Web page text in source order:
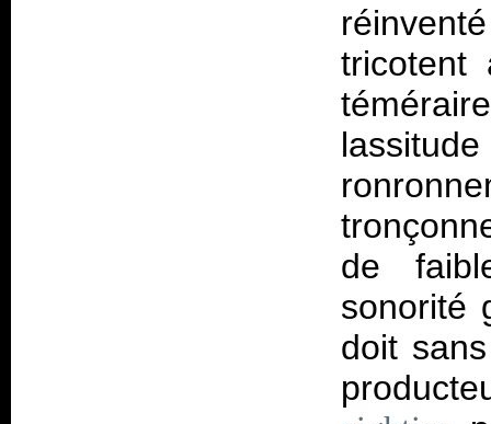
tricotent
de
sonorité
doit